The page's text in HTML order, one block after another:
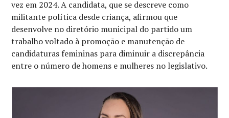
vez em 2024. A candidata, que se descreve como
militante política desde criança, afirmou que
desenvolve no diretório municipal do partido um
trabalho voltado à promoção e manutenção de
candidaturas femininas para diminuir a discrepância
entre o número de homens e mulheres no legislativo.